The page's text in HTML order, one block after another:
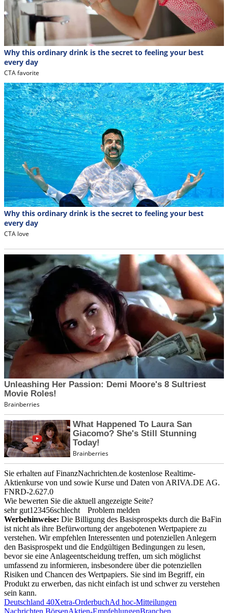
Sie erhalten auf FinanzNachrichten.de kostenlose Realtime-
Aktienkurse von und sowie Kurse und Daten vonARIVA.DE AG.
FNRD-2.627.0
Wie bewerten Sie die aktuell angezeigte Seite?
sehr gut123456schlecht
Problem melden
Werbehinweise: Die Billigung des Basisprospekts durch die BaFin
ist nicht als ihre Befürwortung der angebotenen Wertpapiere zu
verstehen. Wir empfehlen Interessenten und potenziellen Anlegern
den Basisprospekt und die Endgültigen Bedingungen zu lesen,
bevor sie eine Anlageentscheidung treffen, um sich möglichst
umfassend zu informieren, insbesondere über die potenziellen
Risiken und Chancen des Wertpapiers. Sie sind im Begriff, ein
Produkt zu erwerben, das nicht einfach ist und schwer zu verstehen
sein kann.
Deutschland 40Xetra-OrderbuchAd hoc-Mitteilungen